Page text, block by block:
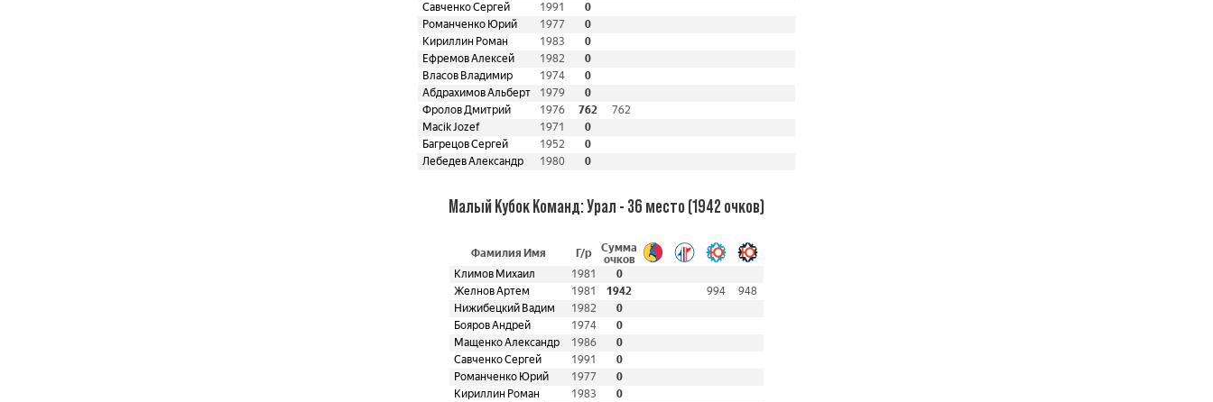
Савченко Сергей
1991
0
Романченко Юрий
1977
0
Кириллин Роман
1983
0
Ефремов Алексей
1982
0
Власов Владимир
1974
0
Абдрахимов Альберт
1979
0
Фролов Дмитрий
1976 762
762
Macik Jozef
1971
0
Багрецов Сергей
1952
0
Лебедев Александр
1980 0
Малый Кубок Команд: Урал - 36 место (1942 очков)
Фамилия Имя Г/р
Сумма
очков
Климов Михаил
1981
0
Желнов Артем
1981 1942 994
948
Нижибецкий Вадим
1982
0
Бояров Андрей
1974
0
Мащенко Александр
1986
0
Савченко Сергей
1991
0
Романченко Юрий
1977
0
Кириллин Роман
1983
0